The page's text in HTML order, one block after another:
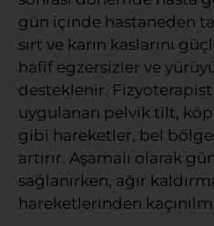
gün içinde hastaneden
sırt ve karın kaslarını
hafif egzersizler ve
desteklenir.
uygulanan pelvik tilt,
gibi hareketler, bel
artırır. Aşamalı olarak
sağlanırken, ağır
hareketlerinden